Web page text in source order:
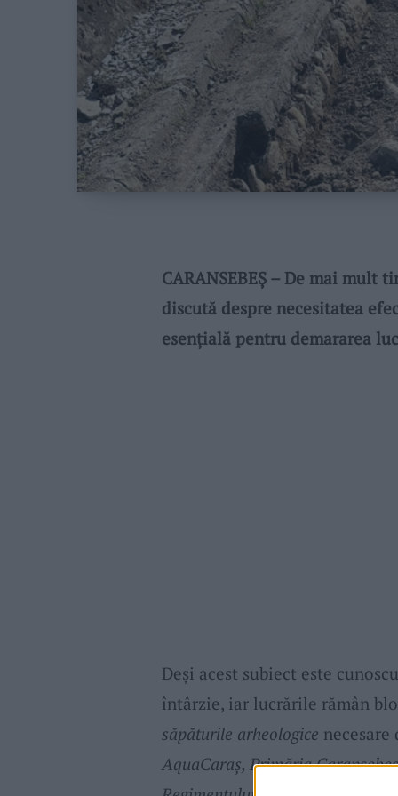
CARANSEBEȘ – De mai mult
discută despre necesitatea
esențială pentru demararea
Deși acest subiect este
întârzie, iar lucrările rămân
săpăturile arheologice
AquaCaraș, Primăria